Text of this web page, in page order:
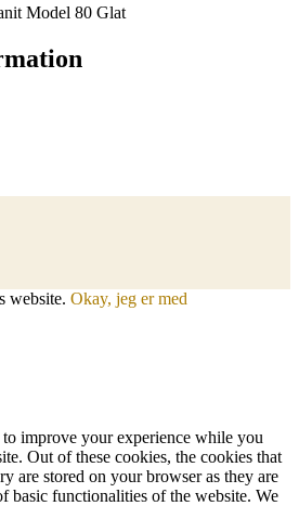
Model 80 Glat
website. Okay, jeg er med
improve your experience while you
Out of these cookies, the cookies that
are stored on your browser as they are
basic functionalities of the website. We